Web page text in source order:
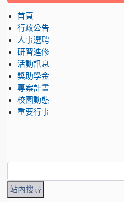
首頁
行政公告
人事選聘
研習進修
活動訊息
獎助學金
專案計畫
校園動態
重要行事